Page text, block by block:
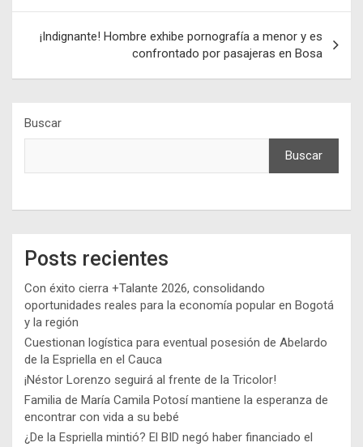
entradas
¡Indignante! Hombre exhibe pornografía a menor y es
confrontado por pasajeras en Bosa
Buscar
Buscar
Posts recientes
Con éxito cierra +Talante 2026, consolidando
oportunidades reales para la economía popular en Bogotá
y la región
Cuestionan logística para eventual posesión de Abelardo
de la Espriella en el Cauca
¡Néstor Lorenzo seguirá al frente de la Tricolor!
Familia de María Camila Potosí mantiene la esperanza de
encontrar con vida a su bebé
¿De la Espriella mintió? El BID negó haber financiado el